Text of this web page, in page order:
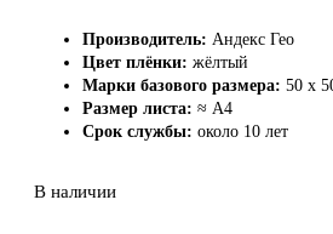
Производитель: Андекс Гео
Цвет плёнки: жёлтый
Марки базового размера: 50 х
Размер листа: ≈ А4
Срок службы: около 10 лет
В наличии